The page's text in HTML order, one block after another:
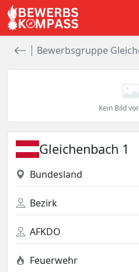
Bewerbsgruppe
Kein Bild
Gleichenbach 1
Bundesland
Bezirk
AFKDO
Feuerwehr